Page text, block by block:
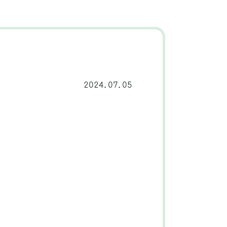
2024.07.05